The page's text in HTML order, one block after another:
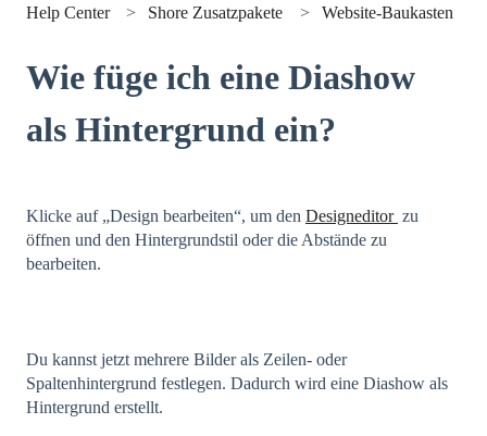
Help Center Shore Zusatzpakete Website-Baukasten
Wie füge ich eine Diashow
als Hintergrund ein?
Klicke auf „Design bearbeiten“, um den Designeditor zu
öffnen und den Hintergrundstil oder die Abstände zu
bearbeiten.
Du kannst jetzt mehrere Bilder als Zeilen- oder
Spaltenhintergrund festlegen. Dadurch wird eine Diashow als
Hintergrund erstellt.